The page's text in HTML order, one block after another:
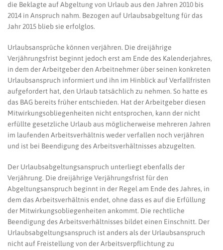
die Beklagte auf Abgeltung von Urlaub aus den Jahren 2010 bis
2014 in Anspruch nahm. Bezogen auf Urlaubsabgeltung für das
Jahr 2015 blieb sie erfolglos.
Urlaubsansprüche können verjähren. Die dreijährige
Verjährungsfrist beginnt jedoch erst am Ende des Kalenderjahres,
in dem der Arbeitgeber den Arbeitnehmer über seinen konkreten
Urlaubsanspruch informiert und ihn im Hinblick auf Verfallfristen
aufgefordert hat, den Urlaub tatsächlich zu nehmen. So hatte es
das BAG bereits früher entschieden. Hat der Arbeitgeber diesen
Mitwirkungsobliegenheiten nicht entsprochen, kann der nicht
erfüllte gesetzliche Urlaub aus möglicherweise mehreren Jahren
im laufenden Arbeitsverhältnis weder verfallen noch verjähren
und ist bei Beendigung des Arbeitsverhältnisses abzugelten.
Der Urlaubsabgeltungsanspruch unterliegt ebenfalls der
Verjährung. Die dreijährige Verjährungsfrist für den
Abgeltungsanspruch beginnt in der Regel am Ende des Jahres, in
dem das Arbeitsverhältnis endet, ohne dass es auf die Erfüllung
der Mitwirkungsobliegenheiten ankommt. Die rechtliche
Beendigung des Arbeitsverhältnisses bildet einen Einschnitt. Der
Urlaubsabgeltungsanspruch ist anders als der Urlaubsanspruch
nicht auf Freistellung von der Arbeitsverpflichtung zu